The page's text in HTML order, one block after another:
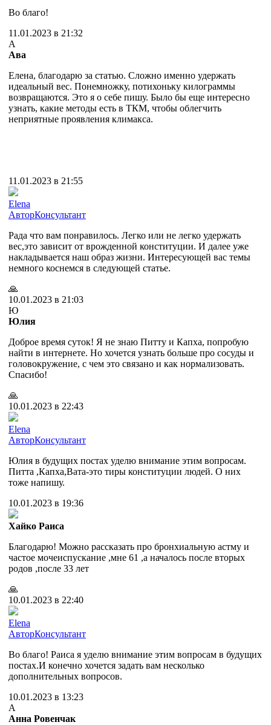
Во благо!
11.01.2023 в 21:32
А
Ава
Елена, благодарю за статью. Сложно именно удержать
идеальный вес. Понемножку, потихоньку килограммы
возвращаются. Это я о себе пишу. Было бы еще интересно
узнать, какие методы есть в ТКМ, чтобы облегчить
неприятные проявления климакса.
11.01.2023 в 21:55
Elena
АвторКонсультант
Рада что вам понравилось. Легко или не легко удержать
вес,это зависит от врожденной конституции. И далее уже
накладывается наш образ жизни. Интересующей вас темы
немного коснемся в следующей статье.
🙏
10.01.2023 в 21:03
Ю
Юлия
Доброе время суток! Я не знаю Питту и Капха, попробую
найти в интернете. Но хочется узнать больше про сосуды и
головокружение, с чем это связано и как нормализовать.
Спасибо!
🙏
10.01.2023 в 22:43
Elena
АвторКонсультант
Юлия в будущих постах уделю внимание этим вопросам.
Питта ,Капха,Вата-это тиры конституции людей. О них
тоже напишу.
10.01.2023 в 19:36
Хайко Раиса
Благодарю! Можно рассказать про бронхиальную астму и
частое мочеиспускание ,мне 61 ,а началось после вторых
родов ,после 33 лет
🙏
10.01.2023 в 22:40
Elena
АвторКонсультант
Во благо! Раиса я уделю внимание этим вопросам в будущих
постах.И конечно хочется задать вам несколько
дополнительных вопросов.
10.01.2023 в 13:23
А
Анна Ровенчак